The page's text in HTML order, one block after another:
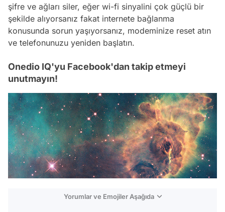
şifre ve ağları siler, eğer wi-fi sinyalini çok güçlü bir
şekilde alıyorsanız fakat internete bağlanma
konusunda sorun yaşıyorsanız, modeminize reset atın
ve telefonunuzu yeniden başlatın.
Onedio IQ'yu Facebook'dan takip etmeyi
unutmayın!
Yorumlar ve Emojiler Aşağıda